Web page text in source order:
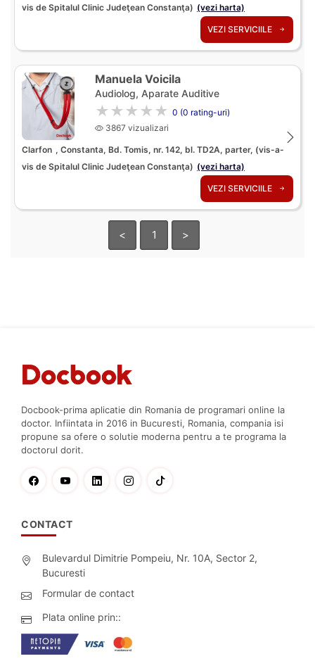
vis de Spitalul Clinic Judeţean Constanţa) (vezi harta)
VEZI SERVICIILE
Manuela Voicila
Audiolog, Aparate Auditive
★★★★★ 0 (0 rating-uri)
3867 vizualizari
Clarfon , Constanta, Bd. Tomis, nr. 142, bl. TD2A, parter, (vis-a-
vis de Spitalul Clinic Judeţean Constanţa) (vezi harta)
VEZI SERVICIILE
< 1 >
Docbook-prima aplicatie din Romania de programari online la
doctor. Infiintata in 2016 in Bucuresti, Romania, compania isi
propune sa ofere o solutie moderna pentru a te programa la
doctorul dorit.
CONTACT
Bulevardul Dimitrie Pompeiu, Nr. 10A, Sector 2,
Bucuresti
Formular de contact
Plata online prin::